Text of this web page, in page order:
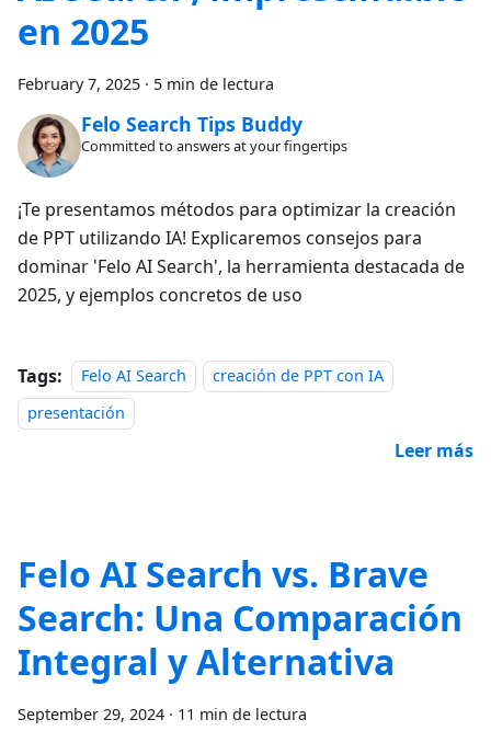
en 2025
February 7, 2025 · 5 min de lectura
Felo Search Tips Buddy
Committed to answers at your fingertips
¡Te presentamos métodos para optimizar la creación
de PPT utilizando IA! Explicaremos consejos para
dominar 'Felo AI Search', la herramienta destacada de
2025, y ejemplos concretos de uso
Tags: Felo AI Search
creación de PPT con IA
presentación
Leer más
Felo AI Search vs. Brave
Search: Una Comparación
Integral y Alternativa
September 29, 2024 · 11 min de lectura